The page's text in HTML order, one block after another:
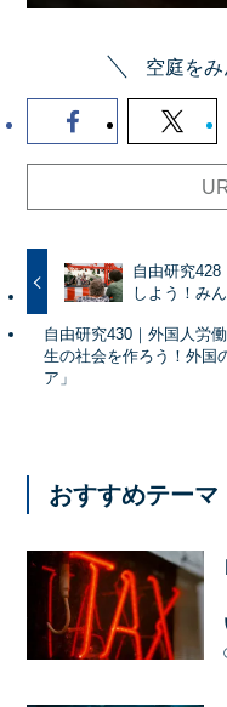
空庭をみ
自由研究428
しよう！み
自由研究430｜外国人労
生の社会を作ろう！外国
ア」
おすすめテーマ